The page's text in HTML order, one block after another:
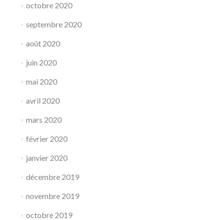
octobre 2020
septembre 2020
août 2020
juin 2020
mai 2020
avril 2020
mars 2020
février 2020
janvier 2020
décembre 2019
novembre 2019
octobre 2019